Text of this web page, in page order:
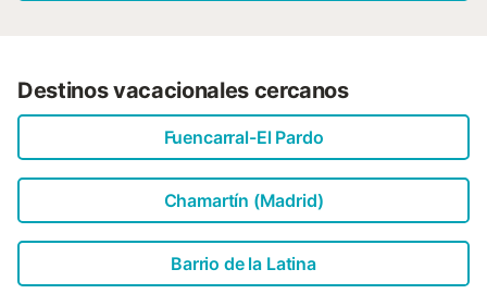
Destinos vacacionales cercanos
Fuencarral-El Pardo
Chamartín (Madrid)
Barrio de la Latina